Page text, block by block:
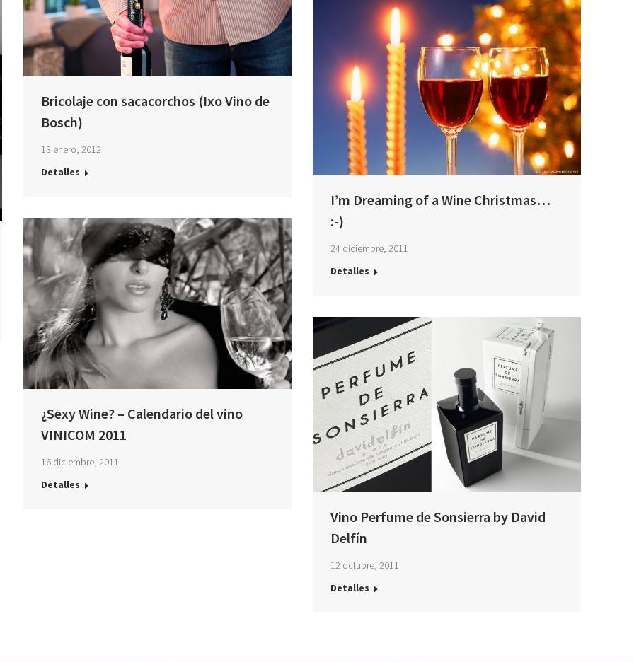
Bricolaje con sacacorchos (Ixo Vino de
Bosch)
13 enero, 2012
Detalles
I’m Dreaming of a Wine Christmas…
:-)
24 diciembre, 2011
Detalles
¿Sexy Wine? – Calendario del vino
VINICOM 2011
16 diciembre, 2011
Detalles
Vino Perfume de Sonsierra by David
Delfín
12 octubre, 2011
Detalles